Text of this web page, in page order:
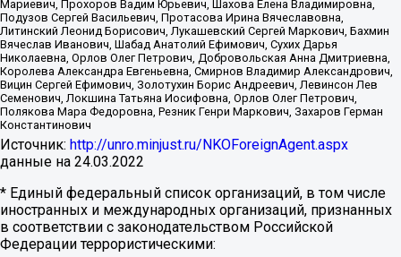
Мариевич, Прохоров Вадим Юрьевич, Шахова Елена Владимировна,
Подузов Сергей Васильевич, Протасова Ирина Вячеславовна,
Литинский Леонид Борисович, Лукашевский Сергей Маркович, Бахмин
Вячеслав Иванович, Шабад Анатолий Ефимович, Сухих Дарья
Николаевна, Орлов Олег Петрович, Добровольская Анна Дмитриевна,
Королева Александра Евгеньевна, Смирнов Владимир Александрович,
Вицин Сергей Ефимович, Золотухин Борис Андреевич, Левинсон Лев
Семенович, Локшина Татьяна Иосифовна, Орлов Олег Петрович,
Полякова Мара Федоровна, Резник Генри Маркович, Захаров Герман
Константинович
Источник: http://unro.minjust.ru/NKOForeignAgent.aspx
данные на 24.03.2022
* Единый федеральный список организаций, в том числе
иностранных и международных организаций, признанных
в соответствии с законодательством Российской
Федерации террористическими: